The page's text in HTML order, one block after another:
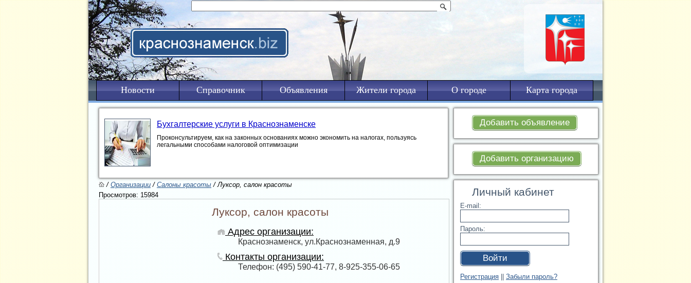
Новости Справочник Объявления Жители города О городе Карта города
Добавить объявление
Добавить организацию
Личный кабинет
E-mail:
Пароль:
Войти
Регистрация Забыли пароль?
Бухгалтерские услуги в Краснознаменске
Проконсультируем, как на законных основаниях можно экономить на налогах, пользуясь
легальными способами налоговой оптимизации
/Организации/Салоны красоты / Луксор, салон красоты
Просмотров: 15984
Луксор, салон красоты
Адрес организации:
Краснознаменск, ул.Краснознаменная, д.9
Контакты организации:
Телефон: (495) 590-41-77, 8-925-355-06-65